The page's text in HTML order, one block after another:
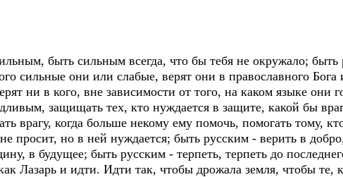
быть сильным всегда, что бы тебя не окружало; быть
сильные они или слабые, верят они в православного
ни в кого, вне зависимости от того, на каком языке они
защищать тех, кто нуждается в защите, какой бы
врагу, когда больше некому ему помочь, помогать тому,
просит, но в ней нуждается; быть русским - верить в
в будущее; быть русским - терпеть, терпеть до
Лазарь и идти. Идти так, чтобы дрожала земля, чтобы те,